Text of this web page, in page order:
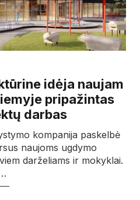
idėja naujam
pripažintas
darbas
kompanija paskelbė
naujoms ugdymo
darželiams ir mokyklai.